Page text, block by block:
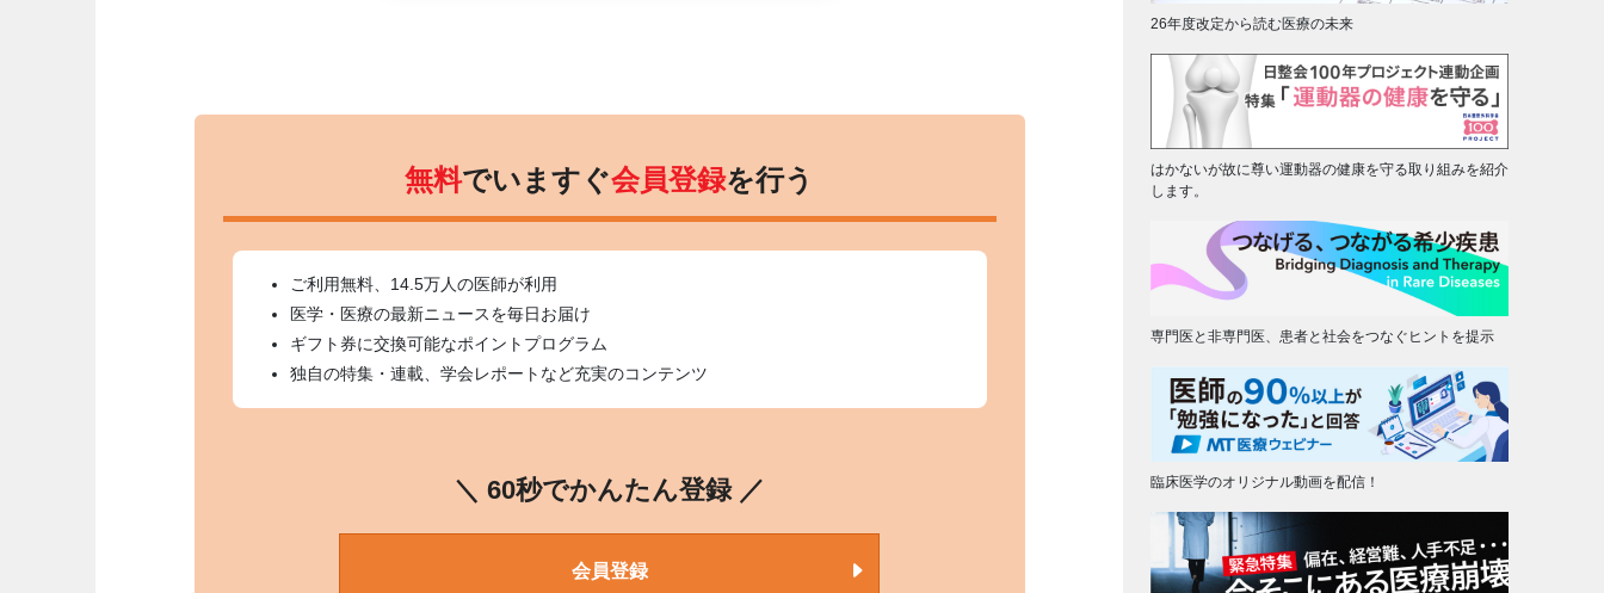
無料でいますぐ会員登録を行う
ご利用無料、14.5万人の医師が利用
医学・医療の最新ニュースを毎日お届け
ギフト券に交換可能なポイントプログラム
独自の特集・連載、学会レポートなど充実のコンテンツ
＼ 60秒でかんたん登録 ／
会員登録
26年度改定から読む医療の未来
はかないが故に尊い運動器の健康を守る取り組みを紹介
します。
専門医と非専門医、患者と社会をつなぐヒントを提示
臨床医学のオリジナル動画を配信！